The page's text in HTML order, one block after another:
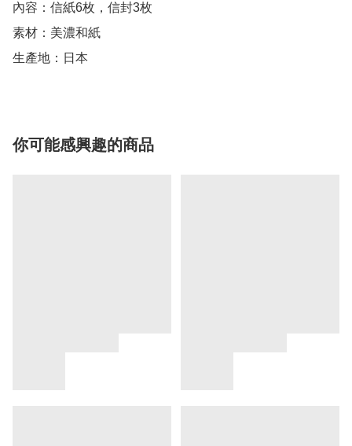
內容：信紙6枚，信封3枚
素材：美濃和紙
生產地：日本
你可能感興趣的商品